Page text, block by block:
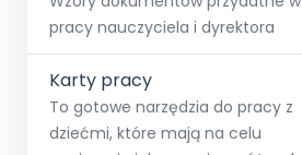
pracy nauczyciela i dyrektora
Karty pracy
To gotowe narzędzia do pracy z
dziećmi, które mają na celu